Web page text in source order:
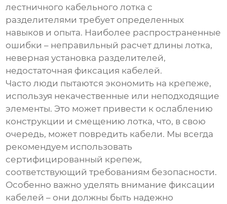
лестничного кабельного лотка с
разделителями требует определенных
навыков и опыта. Наиболее распространенные
ошибки – неправильный расчет длины лотка,
неверная установка разделителей,
недостаточная фиксация кабелей.
Часто люди пытаются экономить на крепеже,
используя некачественные или неподходящие
элементы. Это может привести к ослаблению
конструкции и смещению лотка, что, в свою
очередь, может повредить кабели. Мы всегда
рекомендуем использовать
сертифицированный крепеж,
соответствующий требованиям безопасности.
Особенно важно уделять внимание фиксации
кабелей – они должны быть надежно